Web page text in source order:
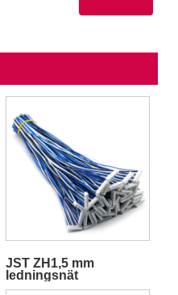
JST ZH1,5 mm
ledningsnät